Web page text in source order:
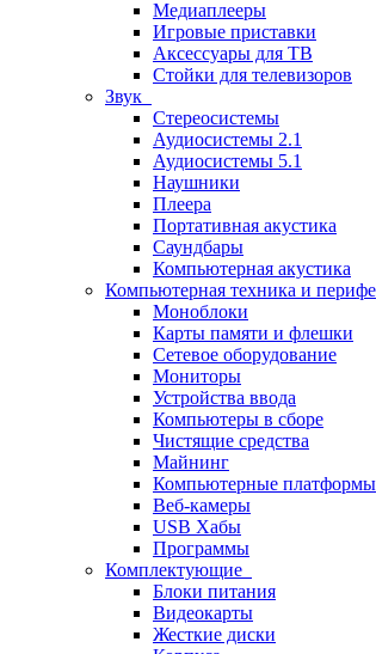
Медиаплееры
Игровые приставки
Аксессуары для ТВ
Стойки для телевизоров
Звук
Стереосистемы
Аудиосистемы 2.1
Аудиосистемы 5.1
Наушники
Плеера
Портативная акустика
Саундбары
Компьютерная акустика
Компьютерная техника и
Моноблоки
Карты памяти и флешки
Сетевое оборудование
Мониторы
Устройства ввода
Компьютеры в сборе
Чистящие средства
Майнинг
Компьютерные платформы
Веб-камеры
USB Хабы
Программы
Комплектующие
Блоки питания
Видеокарты
Жесткие диски